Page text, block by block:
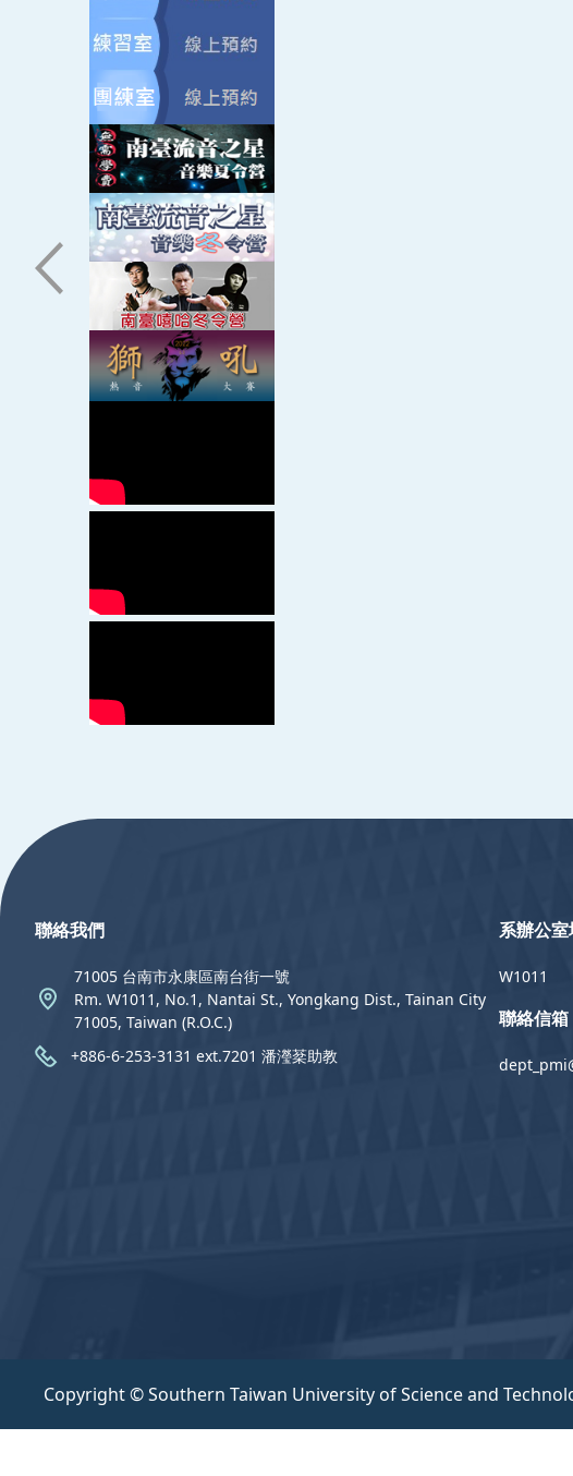
聯絡我們
71005 台南市永康區南台街一號
Rm. W1011, No.1, Nantai St., Yongkang Dist., Tainan City
71005, Taiwan (R.O.C.)
+886-6-253-3131 ext.7201 潘瀅棻助教
系辦公室
W1011
聯絡信箱
Copyright © Southern Taiwan University of Science and